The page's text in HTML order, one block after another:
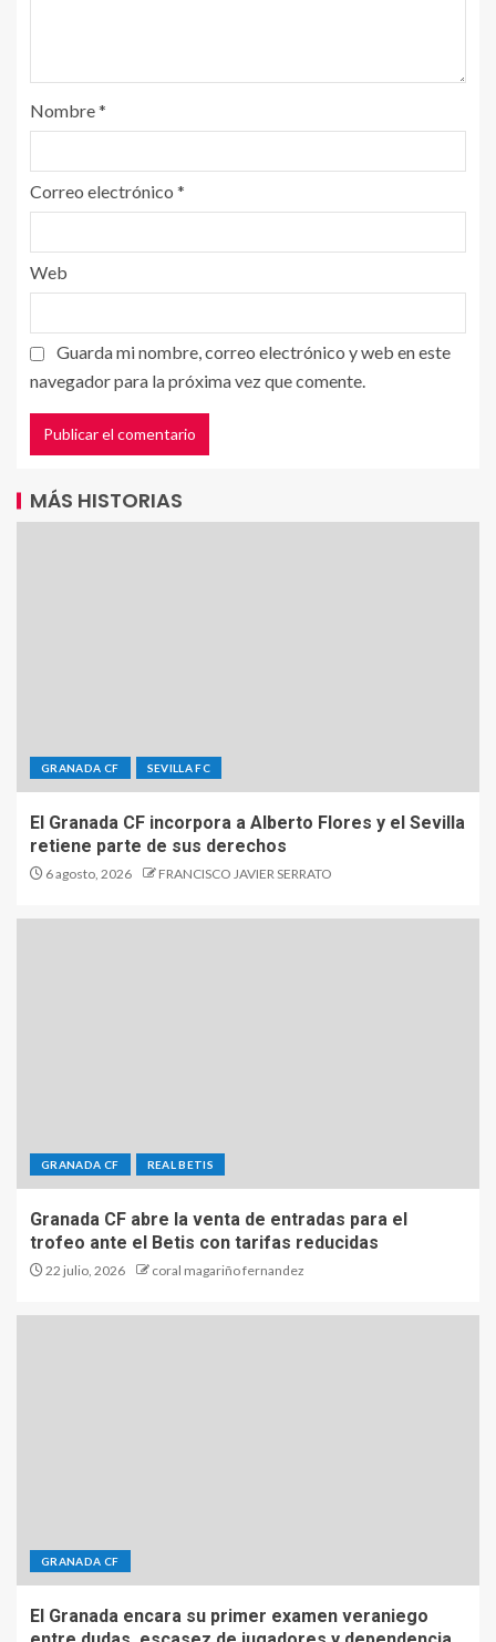
Nombre*
Correo electrónico *
Web
Guarda mi nombre, correo electrónico y web en este
navegador para la próxima vez que comente.
MÁS HISTORIAS
GRANADA CF SEVILLA FC
El Granada CF incorpora a Alberto Flores y el Sevilla
retiene parte de sus derechos
6 agosto, 2026 FRANCISCO JAVIER SERRATO
GRANADA CF REAL BETIS
Granada CF abre la venta de entradas para el
trofeo ante el Betis con tarifas reducidas
22 julio, 2026 coral magariño fernandez
GRANADA CF
El Granada encara su primer examen veraniego